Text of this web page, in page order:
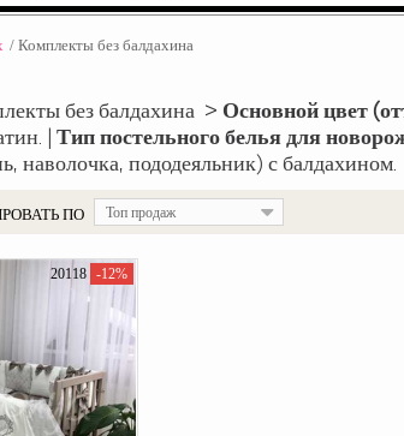
/ Комплекты без балдахина
без балдахина > Основной цвет
| Тип постельного белья для
наволочка, пододеяльник) с балдахином.
ПО Топ продаж
20118 -12%